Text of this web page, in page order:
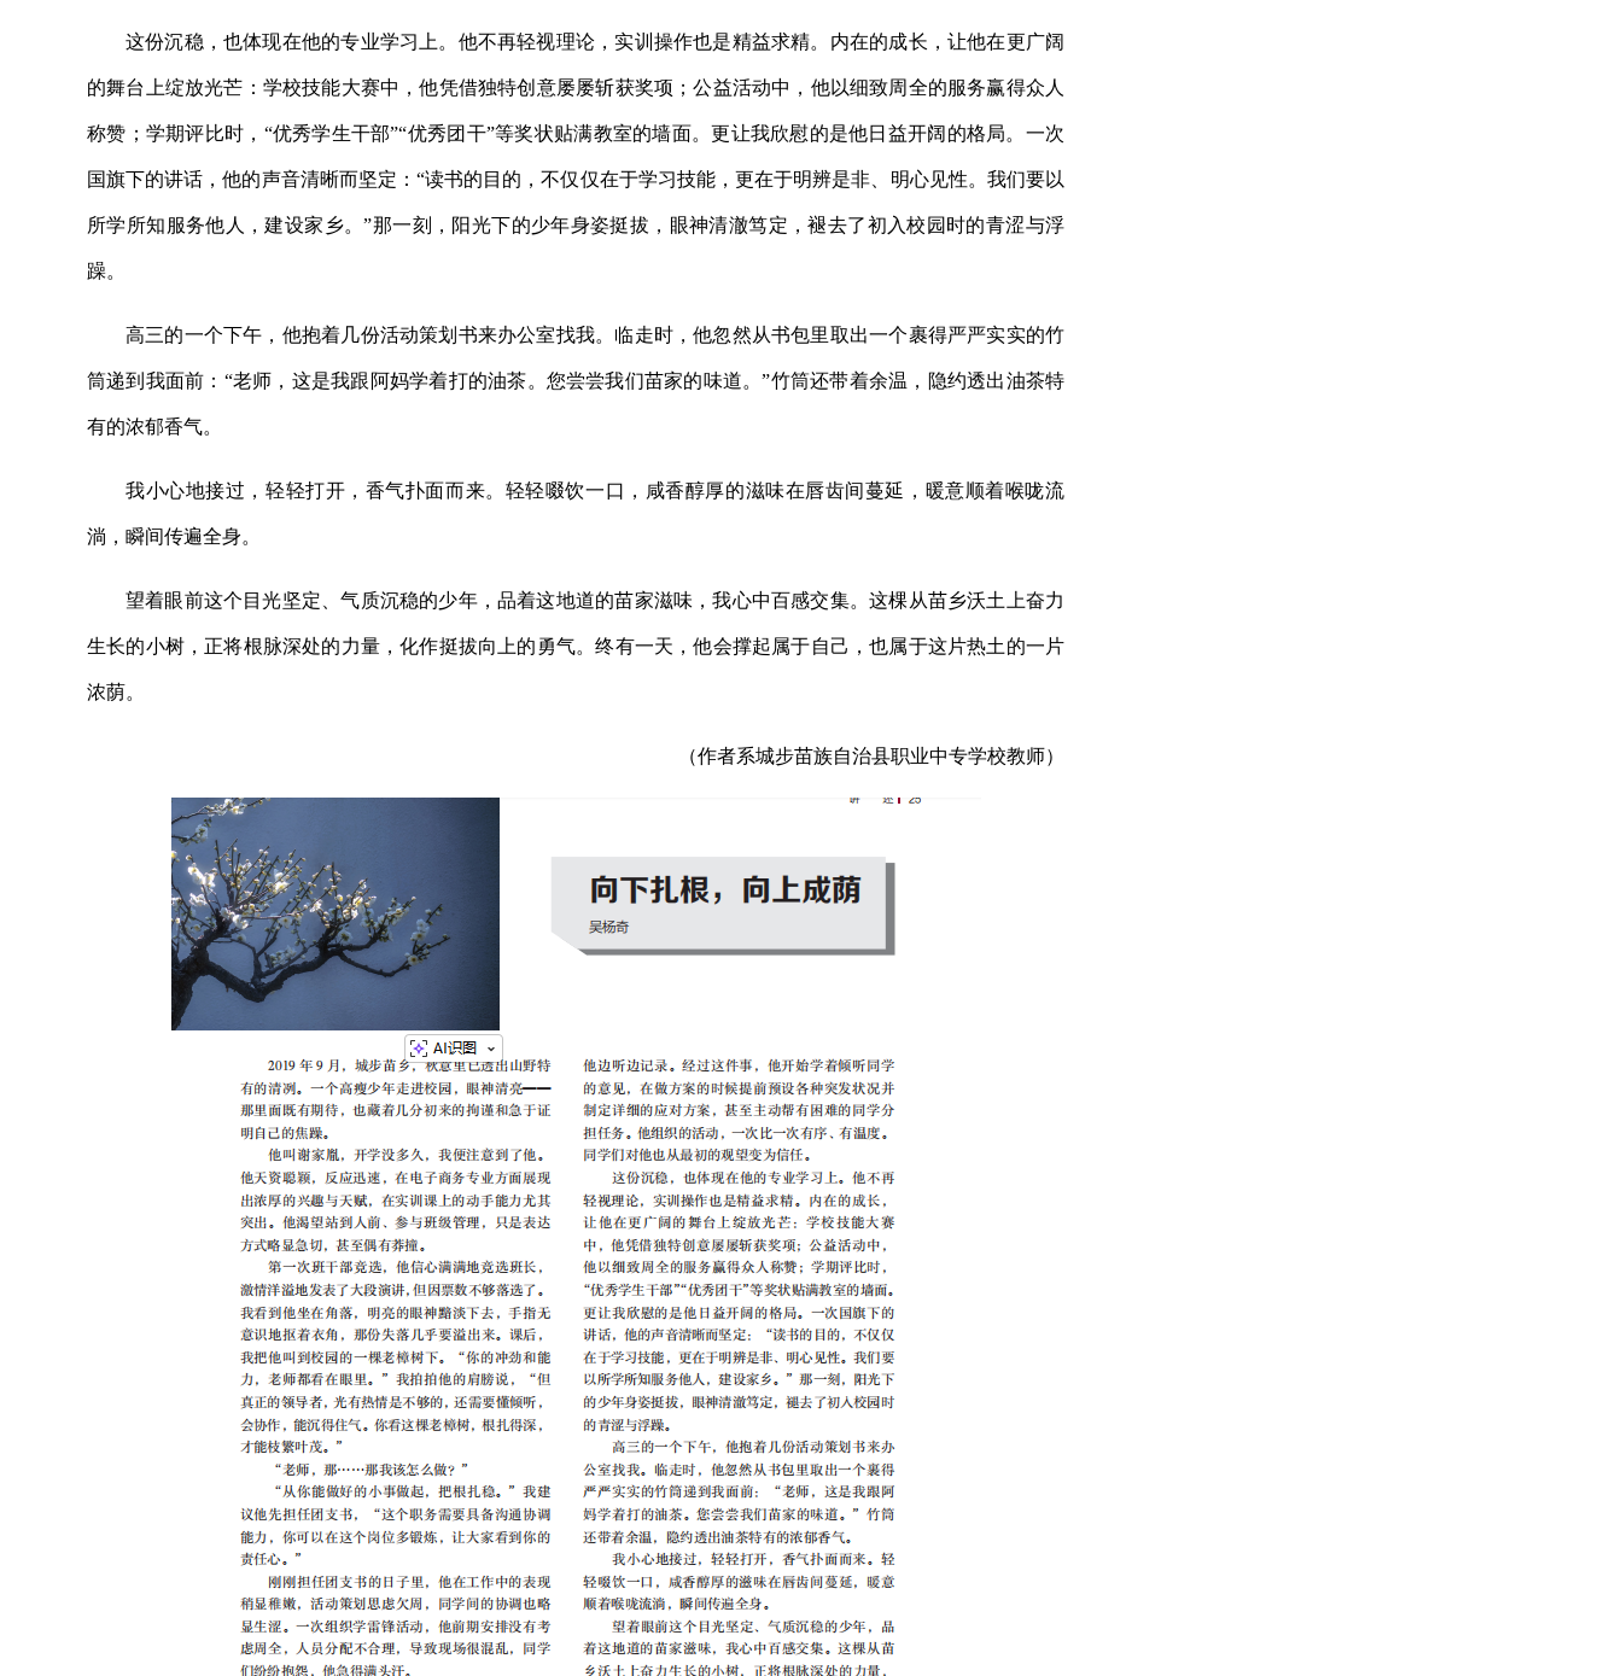
这份沉稳，也体现在他的专业学习上。他不再轻视理论，实训操作也是精益求精。内在的成长，让他在更广阔
的舞台上绽放光芒：学校技能大赛中，他凭借独特创意屡屡斩获奖项；公益活动中，他以细致周全的服务赢得众人
称赞；学期评比时，“优秀学生干部”“优秀团干”等奖状贴满教室的墙面。更让我欣慰的是他日益开阔的格局。一次
国旗下的讲话，他的声音清晰而坚定：“读书的目的，不仅仅在于学习技能，更在于明辨是非、明心见性。我们要以
所学所知服务他人，建设家乡。”那一刻，阳光下的少年身姿挺拔，眼神清澈笃定，褪去了初入校园时的青涩与浮
躁。
高三的一个下午，他抱着几份活动策划书来办公室找我。临走时，他忽然从书包里取出一个裹得严严实实的竹
筒递到我面前：“老师，这是我跟阿妈学着打的油茶。您尝尝我们苗家的味道。”竹筒还带着余温，隐约透出油茶特
有的浓郁香气。
我小心地接过，轻轻打开，香气扑面而来。轻轻啜饮一口，咸香醇厚的滋味在唇齿间蔓延，暖意顺着喉咙流
淌，瞬间传遍全身。
望着眼前这个目光坚定、气质沉稳的少年，品着这地道的苗家滋味，我心中百感交集。这棵从苗乡沃土上奋力
生长的小树，正将根脉深处的力量，化作挺拔向上的勇气。终有一天，他会撑起属于自己，也属于这片热土的一片
浓荫。
（作者系城步苗族自治县职业中专学校教师）